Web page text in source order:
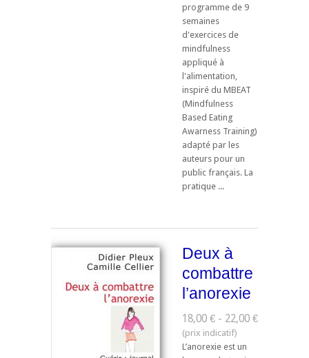
programme de 9
semaines
d'exercices de
mindfulness
appliqué à
l'alimentation,
inspiré du MBEAT
(Mindfulness
Based Eating
Awarness Training)
adapté par les
auteurs pour un
public français. La
pratique ...
Deux à
combattre
l’anorexie
18,00 € - 22,00 €
L’anorexie est un